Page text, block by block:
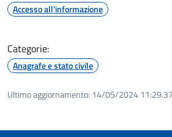
Accesso all'informazione
Categorie:
Anagrafe e stato civile
Ultimo aggiornamento: 14/05/2024 11:29.37